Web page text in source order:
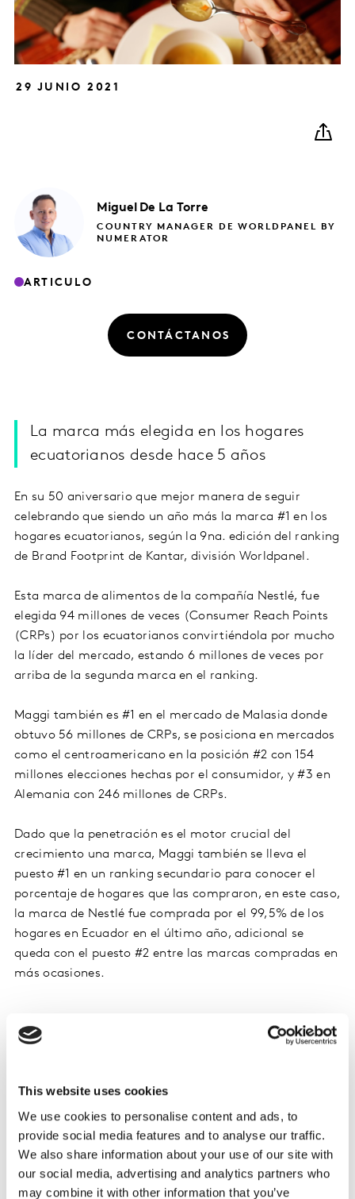
This website uses cookies
We use cookies to personalise content and ads, to
provide social media features and to analyse our traffic.
We also share information about your use of our site with
our social media, advertising and analytics partners who
may combine it with other information that you’ve
29 JUNIO 2021
Miguel De La Torre
COUNTRY MANAGER DE WORLDPANEL BY
NUMERATOR
ARTICULO
CONTÁCTANOS
La marca más elegida en los hogares
ecuatorianos desde hace 5 años
En su 50 aniversario que mejor manera de seguir
celebrando que siendo un año más la marca #1 en los
hogares ecuatorianos, según la 9na. edición del ranking
de Brand Footprint de Kantar, división Worldpanel.
Esta marca de alimentos de la compañía Nestlé, fue
elegida 94 millones de veces (Consumer Reach Points
(CRPs) por los ecuatorianos convirtiéndola por mucho
la líder del mercado, estando 6 millones de veces por
arriba de la segunda marca en el ranking.
Maggi también es #1 en el mercado de Malasia donde
obtuvo 56 millones de CRPs, se posiciona en mercados
como el centroamericano en la posición #2 con 154
millones elecciones hechas por el consumidor, y #3 en
Alemania con 246 millones de CRPs.
Dado que la penetración es el motor crucial del
crecimiento una marca, Maggi también se lleva el
puesto #1 en un ranking secundario para conocer el
porcentaje de hogares que las compraron, en este caso,
la marca de Nestlé fue comprada por el 99,5% de los
hogares en Ecuador en el último año, adicional se
queda con el puesto #2 entre las marcas compradas en
más ocasiones.